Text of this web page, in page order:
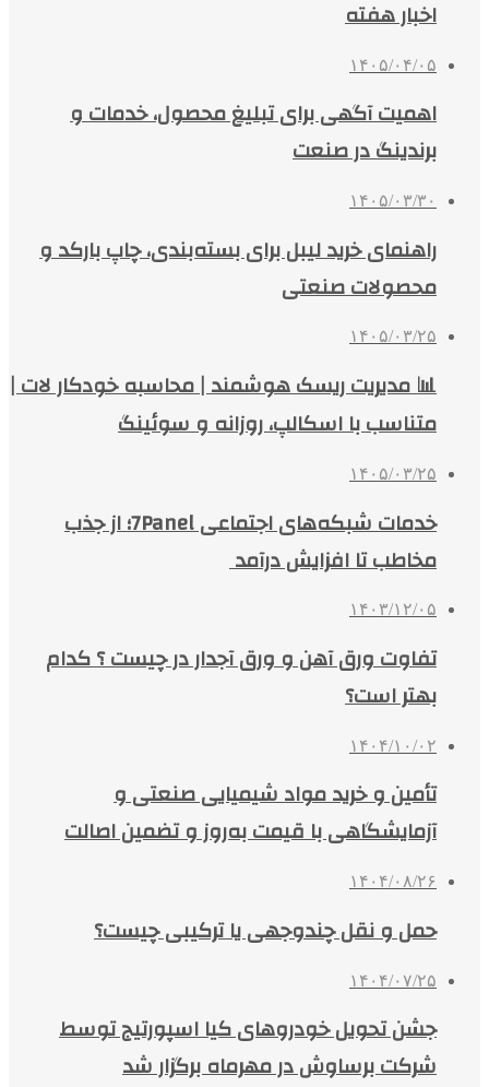
اخبار هفته
۱۴۰۵/۰۴/۰۵
اهمیت آگهی برای تبلیغ محصول، خدمات و
برندینگ در صنعت
۱۴۰۵/۰۳/۳۰
راهنمای خرید لیبل برای بسته‌بندی، چاپ بارکد و
محصولات صنعتی
۱۴۰۵/۰۳/۲۵
📊 مدیریت ریسک هوشمند | محاسبه خودکار لات |
متناسب با اسکالپ، روزانه و سوئینگ
۱۴۰۵/۰۳/۲۵
خدمات شبکه‌های اجتماعی 7Panel؛ از جذب
مخاطب تا افزایش درآمد
۱۴۰۳/۱۲/۰۵
تفاوت ورق آهن و ورق آجدار در چیست ؟ کدام
بهتر است؟
۱۴۰۴/۱۰/۰۲
تأمین و خرید مواد شیمیایی صنعتی و
آزمایشگاهی با قیمت به‌روز و تضمین اصالت
۱۴۰۴/۰۸/۲۶
حمل و نقل چندوجهی یا ترکیبی چیست؟
۱۴۰۴/۰۷/۲۵
جشن تحویل خودروهای کیا اسپورتیج توسط
شرکت برساوش در مهرماه برگزار شد